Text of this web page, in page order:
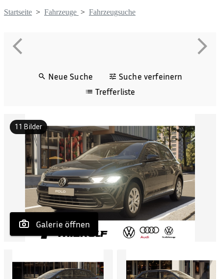
Startseite > Fahrzeuge > Fahrzeugsuche
Neue Suche
Suche verfeinern
Trefferliste
Galerie öffnen
11 Bilder